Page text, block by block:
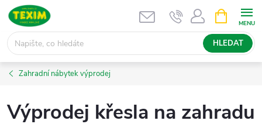
Přejít
obsah
HLEDAT
NÁKUPNÍ
KOŠÍK
Zahradní nábytek výprodej
Výprodej křesla na zahradu